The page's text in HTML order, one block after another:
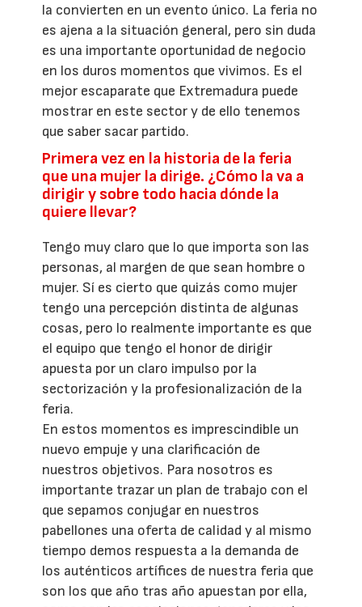
la convierten en un evento único. La feria no
es ajena a la situación general, pero sin duda
es una importante oportunidad de negocio
en los duros momentos que vivimos. Es el
mejor escaparate que Extremadura puede
mostrar en este sector y de ello tenemos
que saber sacar partido.
Primera vez en la historia de la feria
que una mujer la dirige. ¿Cómo la va a
dirigir y sobre todo hacia dónde la
quiere llevar?
Tengo muy claro que lo que importa son las
personas, al margen de que sean hombre o
mujer. Sí es cierto que quizás como mujer
tengo una percepción distinta de algunas
cosas, pero lo realmente importante es que
el equipo que tengo el honor de dirigir
apuesta por un claro impulso por la
sectorización y la profesionalización de la
feria.
En estos momentos es imprescindible un
nuevo empuje y una clarificación de
nuestros objetivos. Para nosotros es
importante trazar un plan de trabajo con el
que sepamos conjugar en nuestros
pabellones una oferta de calidad y al mismo
tiempo demos respuesta a la demanda de
los auténticos artífices de nuestra feria que
son los que año tras año apuestan por ella,